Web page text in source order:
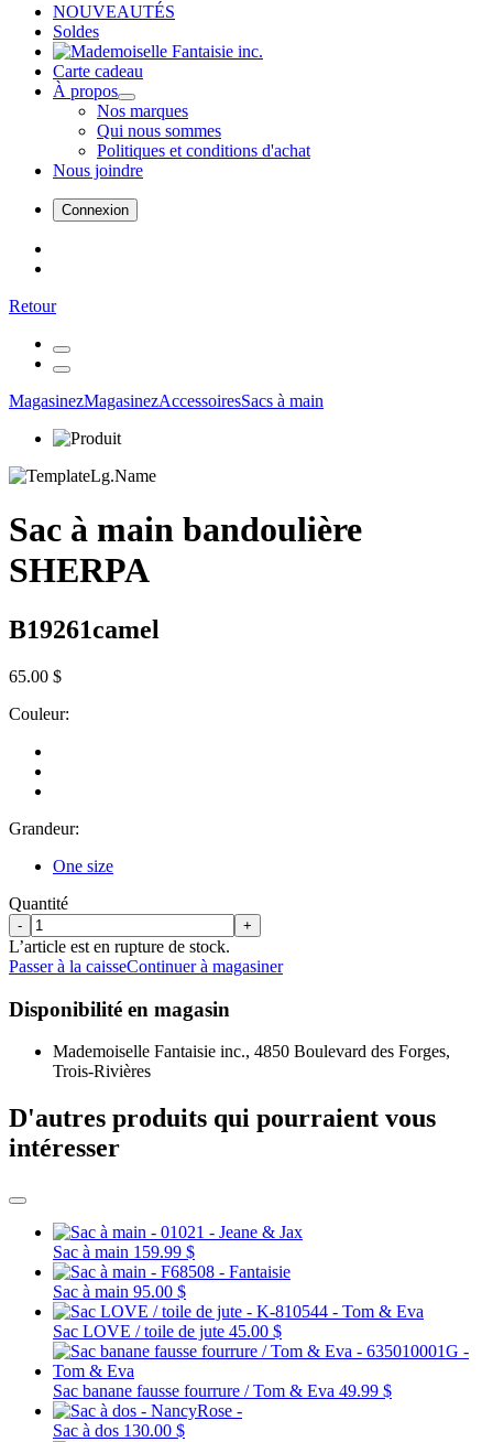
NOUVEAUTÉS
Soldes
Carte cadeau
À propos
Nos marques
Qui nous sommes
Politiques et conditions d'achat
Nous joindre
Connexion
Retour
MagasinezMagasinezAccessoiresSacs à main
Sac à main bandoulière
SHERPA
B19261camel
65.00 $
Couleur:
Grandeur:
One size
Quantité
- +
L’article est en rupture de stock.
Passer à la caisseContinuer à magasiner
Disponibilité en magasin
Mademoiselle Fantaisie inc., 4850 Boulevard des Forges,
Trois-Rivières
D'autres produits qui pourraient vous
intéresser
Sac à main 159.99 $
Sac à main 95.00 $
Sac LOVE / toile de jute 45.00 $
Sac banane fausse fourrure / Tom & Eva 49.99 $
Sac à dos 130.00 $